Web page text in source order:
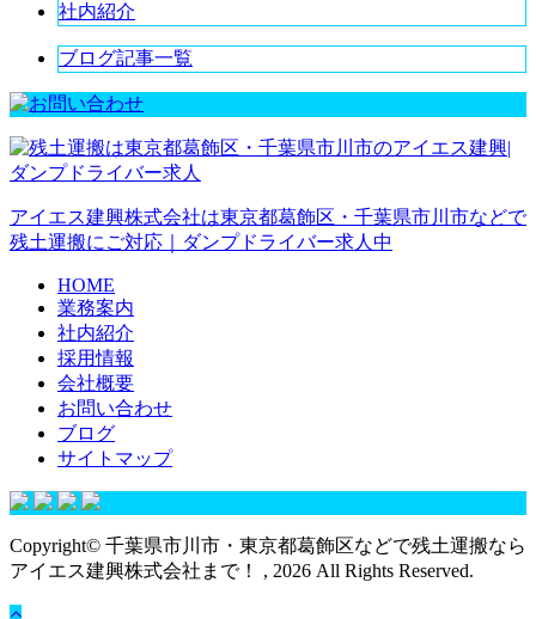
社内紹介
ブログ記事一覧
アイエス建興株式会社は東京都葛飾区・千葉県市川市などで
残土運搬にご対応｜ダンプドライバー求人中
HOME
業務案内
社内紹介
採用情報
会社概要
お問い合わせ
ブログ
サイトマップ
Copyright© 千葉県市川市・東京都葛飾区などで残土運搬なら
アイエス建興株式会社まで！ , 2026 All Rights Reserved.